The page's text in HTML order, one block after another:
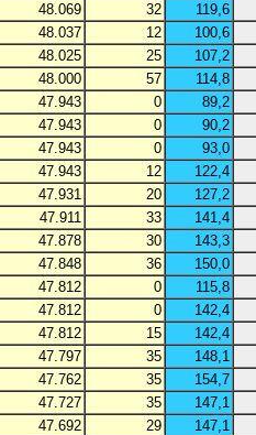
48.069 32
119,6
48.037 12
100,6
48.025 25
107,2
48.000 57
114,8
47.943 0
89,2
47.943 0
90,2
47.943 0
93,0
47.943 12
122,4
47.931 20
127,2
47.911 33
141,4
47.878 30
143,3
47.848 36
150,0
47.812 0
115,8
47.812 0
142,4
47.812 15
142,4
47.797 35
148,1
47.762 35
154,7
47.727 35
147,1
47.692 29
147,1